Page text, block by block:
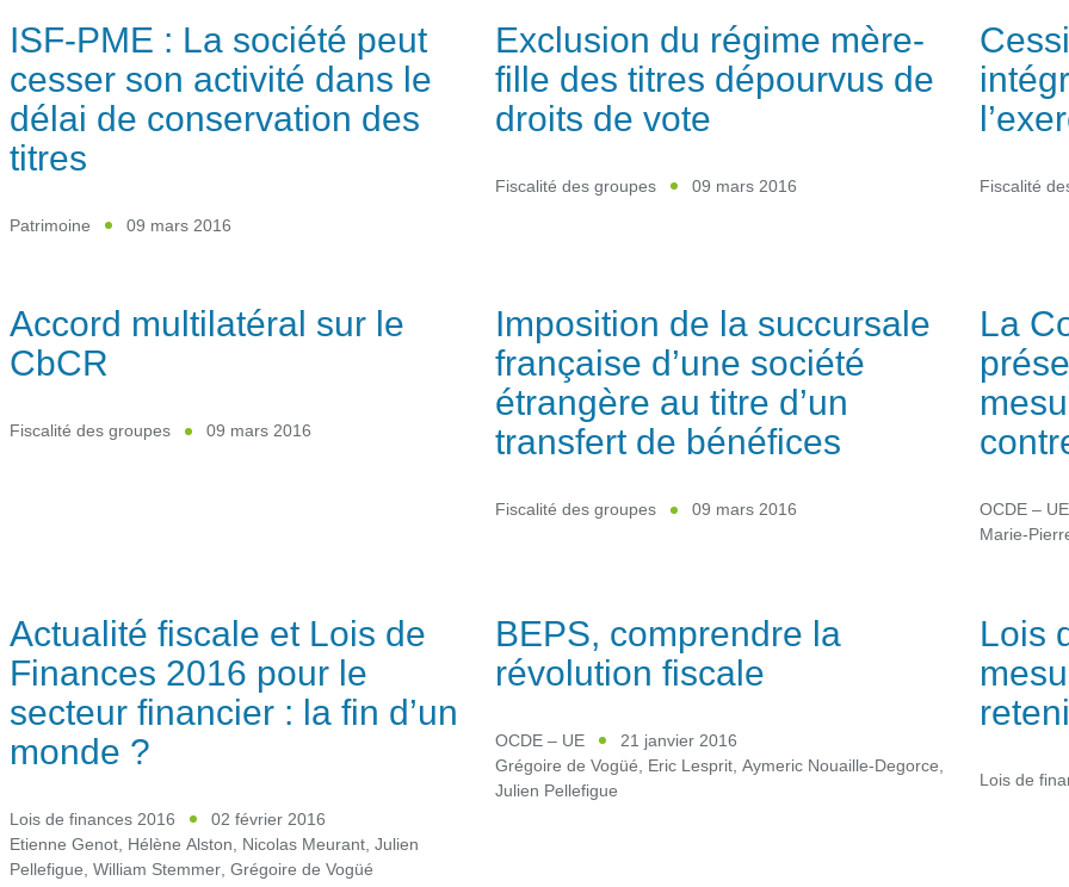
ISF-PME : La société peut
cesser son activité dans le
délai de conservation des
titres
Patrimoine 09 mars 2016
Exclusion du régime mère-
fille des titres dépourvus de
droits de vote
Fiscalité des groupes 09 mars 2016 Fiscalité
Accord multilatéral sur le
CbCR
Fiscalité des groupes 09 mars 2016
Imposition de la succursale
française d’une société
étrangère au titre d’un
transfert de bénéfices
Fiscalité des groupes 09 mars 2016
La
OCDE – UE
Marie-
Actualité fiscale et Lois de
Finances 2016 pour le
secteur financier : la fin d’un
monde ?
Lois de finances 2016
02 février 2016
Etienne Genot, Hélène Alston, Nicolas Meurant, Julien
Pellefigue, William Stemmer, Grégoire de Vogüé
BEPS, comprendre la
révolution fiscale
OCDE – UE
21 janvier 2016
Grégoire de Vogüé, Eric Lesprit, Aymeric Nouaille-Degorce,
Julien Pellefigue
Lois
Lois de